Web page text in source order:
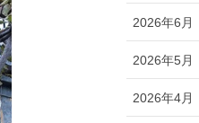
2026年6月
2026年5月
2026年4月